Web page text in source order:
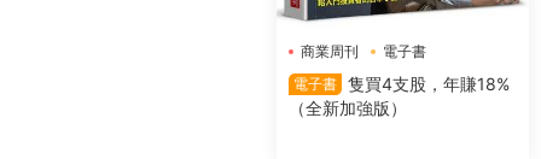
商業周刊
電子書
電子書 隻買4支股，年賺18%
（全新加強版）